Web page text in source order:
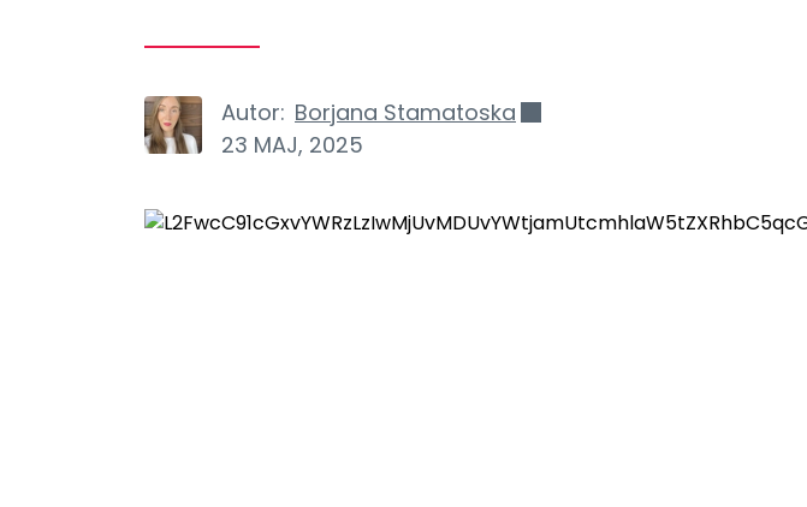
Autor: Borjana Stamatoska
23 MAJ, 2025